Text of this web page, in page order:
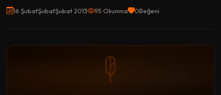
16 ŞubatŞubatŞubat 2013 95 Okunma 0Beğeni